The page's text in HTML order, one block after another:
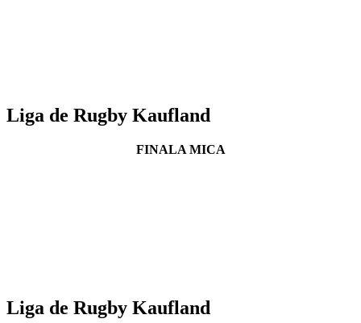
Liga de Rugby Kaufland
FINALA MICA
Liga de Rugby Kaufland